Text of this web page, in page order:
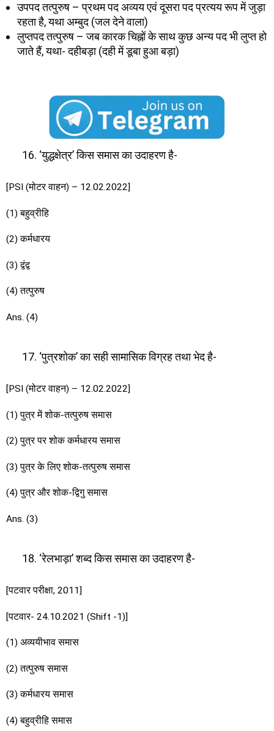
उपपद तत्पुरुष – प्रथम पद अव्यय एवं दूसरा पद प्रत्यय रूप में जुड़ा
रहता है, यथा अम्बुद (जल देने वाला)
लुप्तपद तत्पुरुष – जब कारक चिह्नों के साथ कुछ अन्य पद भी लुप्त हो
जाते हैं, यथा- दहीबड़ा (दही में डूबा हुआ बड़ा)
‘युद्धक्षेत्र’ किस समास का उदाहरण है-
[PSI (मोटर वाहन) – 12.02.2022]
(1) बहुव्रीहि
(2) कर्मधारय
(3) द्वंद्व
(4) तत्पुरुष
Ans. (4)
‘पुत्रशोक’ का सही सामासिक विग्रह तथा भेद है-
[PSI (मोटर वाहन) – 12.02.2022]
(1) पुत्र में शोक-तत्पुरुष समास
(2) पुत्र पर शोक कर्मधारय समास
(3) पुत्र के लिए शोक-तत्पुरुष समास
(4) पुत्र और शोक-द्विगु समास
Ans. (3)
‘रेलभाड़ा’ शब्द किस समास का उदाहरण है-
[पटवार परीक्षा, 2011]
[पटवार- 24.10.2021 (Shift -1)]
(1) अव्ययीभाव समास
(2) तत्पुरुष समास
(3) कर्मधारय समास
(4) बहुव्रीहि समास